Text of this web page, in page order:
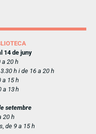
14 de juny
a 20 h
h i de 16 a 20 h
a 15 h
a 13 h
setembre
20 h
de 9 a 15 h